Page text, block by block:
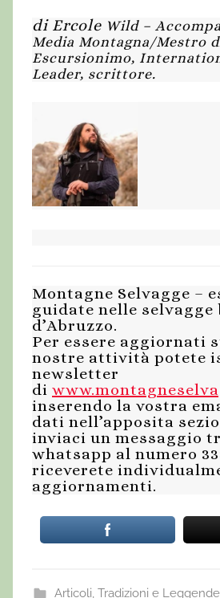
di Ercole Wild –
Media Montagna/Mestro
Escursionimo,
Leader, scrittore.
Montagne Selvagge –
guidate nelle selvagge
d’Abruzzo.
Per essere aggiornati
nostre attività potete
newsletter
di
inserendo la vostra
dati nell’apposita
inviaci un messaggio
whatsapp al numero
riceverete
aggiornamenti.
Articoli, Tradizioni e Leggende